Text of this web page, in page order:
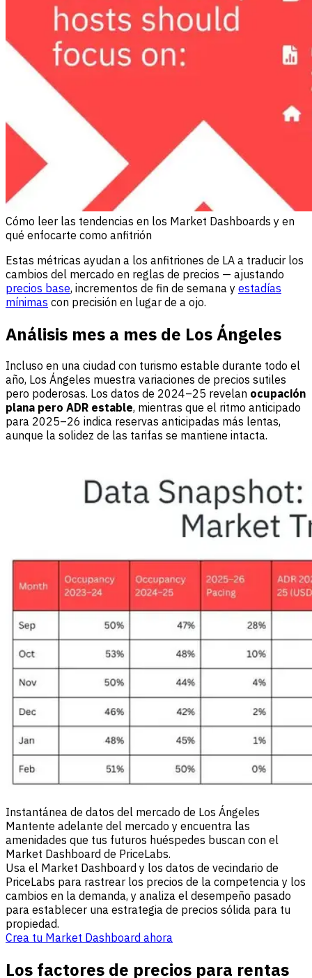
Cómo leer las tendencias en los Market Dashboards y en
qué enfocarte como anfitrión
Estas métricas ayudan a los anfitriones de LA a traducir los
cambios del mercado en reglas de precios — ajustando
precios base, incrementos de fin de semana y estadías
mínimas con precisión en lugar de a ojo.
Análisis mes a mes de Los Ángeles
Incluso en una ciudad con turismo estable durante todo el
año, Los Ángeles muestra variaciones de precios sutiles
pero poderosas. Los datos de 2024–25 revelan ocupación
plana pero ADR estable, mientras que el ritmo anticipado
para 2025–26 indica reservas anticipadas más lentas,
aunque la solidez de las tarifas se mantiene intacta.
Instantánea de datos del mercado de Los Ángeles
Mantente adelante del mercado y encuentra las
amenidades que tus futuros huéspedes buscan con el
Market Dashboard de PriceLabs.
Usa el Market Dashboard y los datos de vecindario de
PriceLabs para rastrear los precios de la competencia y los
cambios en la demanda, y analiza el desempeño pasado
para establecer una estrategia de precios sólida para tu
propiedad.
Crea tu Market Dashboard ahora
Los factores de precios para rentas